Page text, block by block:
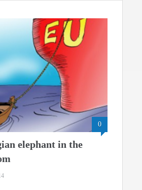
0
elephant in the